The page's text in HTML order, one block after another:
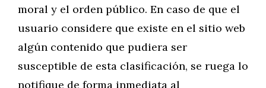
moral y el orden público. En caso de que el
usuario considere que existe en el sitio web
algún contenido que pudiera ser
susceptible de esta clasificación, se ruega lo
notifique de forma inmediata al